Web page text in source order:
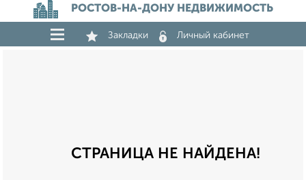
РОСТОВ-НА-ДОНУ НЕДВИЖИМОСТЬ
Закладки Личный кабинет
СТРАНИЦА НЕ НАЙДЕНА!